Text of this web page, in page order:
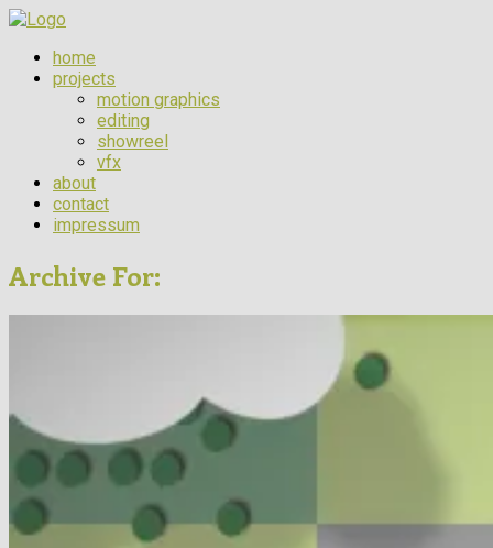
home
projects
motion graphics
editing
showreel
vfx
about
contact
impressum
Archive For: